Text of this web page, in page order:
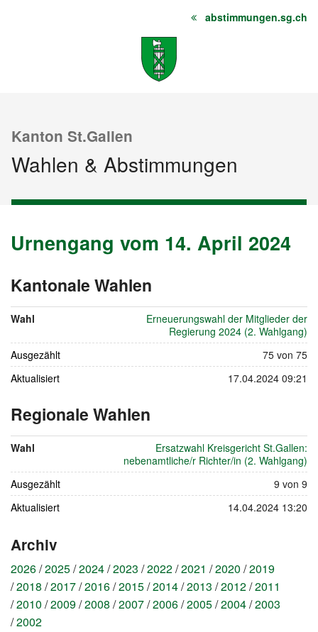
Startseite
Sitemap abstimmungen.sg.ch
Kanton St.Gallen
Wahlen & Abstimmungen
Urnengang
vom
April
2024
Archiv
Urnengang vom 14. April 2024
Kantonale Wahlen
14.
April
2024
Wahl
Erneuerungswahl der Mitglieder der
Regierung 2024 (2. Wahlgang)
Ausgezählt
75 von 75
Aktualisiert
17.04.2024 09:21
Regionale Wahlen
14.
April
2024
Wahl
Ersatzwahl Kreisgericht St.Gallen:
nebenamtliche/r Richter/in (2. Wahlgang)
Ausgezählt
9 von 9
Aktualisiert
14.04.2024 13:20
Archiv
2026 2025 2024 2023 2022 2021 2020 2019
2018 2017 2016 2015 2014 2013 2012 2011
2010 2009 2008 2007 2006 2005 2004 2003
2002